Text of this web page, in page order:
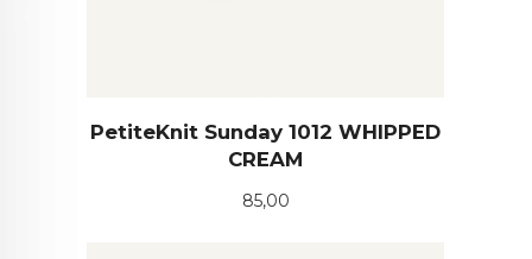
PetiteKnit Sunday 1012 WHIPPED
CREAM
Pris
85,00